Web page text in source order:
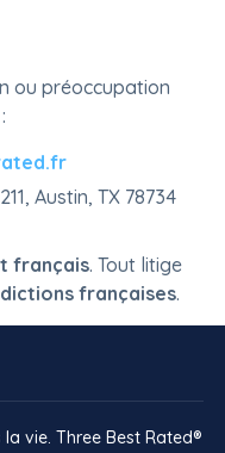
ou préoccupation
Austin, TX 78734
français. Tout litige
françaises.
vie. Three Best Rated®